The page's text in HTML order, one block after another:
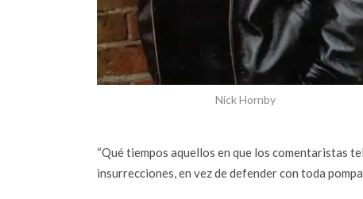
Nick Hornby
“Qué tiempos aquellos en que los comentaristas
insurrecciones, en vez de defender con toda